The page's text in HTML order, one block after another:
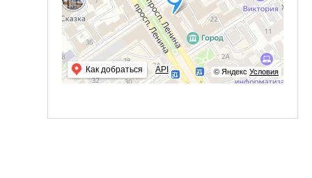
© Яндекс Условия
Как добраться API